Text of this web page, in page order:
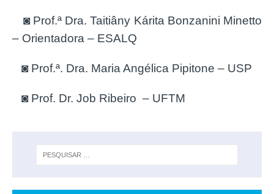
◙ Prof.ª Dra. Taitiâny Kárita Bonzanini Minetto
– Orientadora – ESALQ
◙ Prof.ª. Dra. Maria Angélica Pipitone – USP
◙ Prof. Dr. Job Ribeiro – UFTM